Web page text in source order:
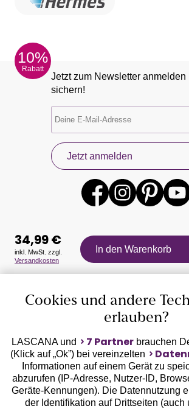
10%
Rabatt
Jetzt zum Newsletter anmelden
sichern!
Jetzt anmelden
Auszeichnungen
Geprüfte Sicherheit
34,99 €
inkl. MwSt. zzgl.
Versandkosten
In den Warenkorb
Cookies und andere
erlauben?
LASCANA und 7 Partnerbrauchen
(Klick auf „Ok”) bei vereinzelten
Informationen auf einem Gerät zu
abzurufen (IP-Adresse, Nutzer-ID,
Geräte-Kennungen). Die Datennutzung
der Identifikation auf Drittseiten (auch